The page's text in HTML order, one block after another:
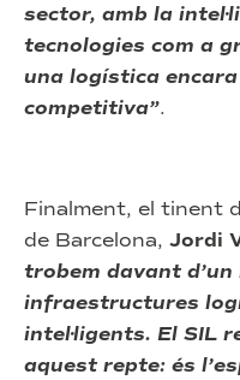
sector, amb la
tecnologies com a
una logística
competitiva”.
Finalment, el tinent
de Barcelona, Jordi
trobem davant
infraestructures
intel·ligents. El SIL
aquest repte: és